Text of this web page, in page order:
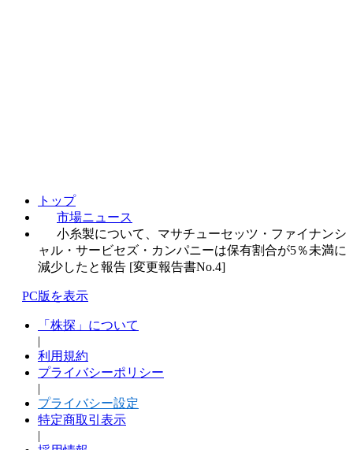
トップ
市場ニュース
小糸製について、マサチューセッツ・ファイナンシ
ャル・サービセズ・カンパニーは保有割合が5％未満に
減少したと報告 [変更報告書No.4]
PC版を表示
「株探」について
|
利用規約
プライバシーポリシー
|
プライバシー設定
特定商取引表示
|